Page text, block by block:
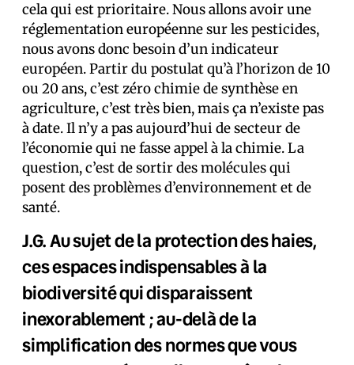
cela qui est prioritaire. Nous allons avoir une
réglementation européenne sur les pesticides,
nous avons donc besoin d’un indicateur
européen. Partir du postulat qu’à l’horizon de 10
ou 20 ans, c’est zéro chimie de synthèse en
agriculture, c’est très bien, mais ça n’existe pas
à date. Il n’y a pas aujourd’hui de secteur de
l’économie qui ne fasse appel à la chimie. La
question, c’est de sortir des molécules qui
posent des problèmes d’environnement et de
santé.
J.G. Au sujet de la protection des haies,
ces espaces indispensables à la
biodiversité qui disparaissent
inexorablement ; au-delà de la
simplification des normes que vous